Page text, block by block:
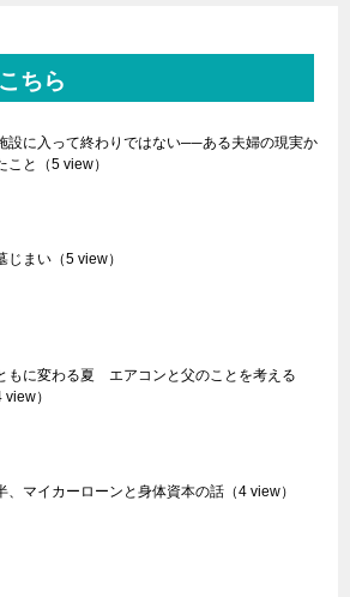
ちら
設に入って終わりではない──ある夫婦の現実か
こと
（5 view）
じまい （5 view）
もに変わる夏 エアコンと父のことを考える
view）
、マイカーローンと身体資本の話 （4 view）